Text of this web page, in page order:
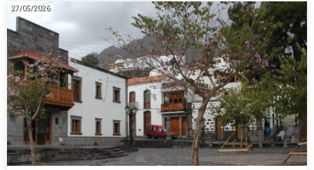
27/05/2026